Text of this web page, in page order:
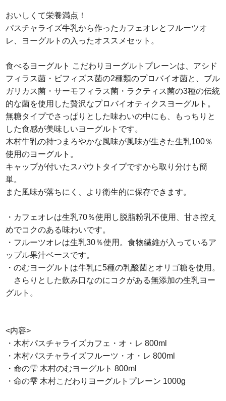
おいしくて栄養満点！
パスチャライズ牛乳から作ったカフェオレとフルーツオ
レ、ヨーグルトの入ったオススメセット。
食べるヨーグルト こだわりヨーグルトプレーンは、アシド
フィラス菌・ビフィズス菌の2種類のプロバイオ菌と、ブル
ガリカス菌・サーモフィラス菌・ラクティス菌の3種の伝統
的な菌を使用した贅沢なプロバイオティクスヨーグルト。
無糖タイプでさっぱりとした味わいの中にも、もっちりと
した食感が美味しいヨーグルトです。
木村牛乳の持つまろやかな風味が風味が生きた生乳100％
使用のヨーグルト。
キャップが付いたスパウトタイプですから取り分けも簡
単。
また風味が落ちにく、より衛生的に保存できます。
・カフェオレは生乳70％使用し脱脂粉乳不使用、甘さ控え
めでコクのある味わいです。
・フルーツオレは生乳30％使用。食物繊維が入っているア
ップル果汁ベースです。
・のむヨーグルトは牛乳に5種の乳酸菌とオリゴ糖を使用。
さらりとした飲み口なのにコクがある無添加の生乳ヨー
グルト。
<内容>
・木村パスチャライズカフェ・オ・レ 800ml
・木村パスチャライズフルーツ・オ・レ 800ml
・命の雫 木村のむヨーグルト 800ml
・命の雫 木村こだわりヨーグルトプレーン 1000g